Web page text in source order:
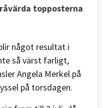
topposterna
något resultat i
så värst farligt,
Angela Merkel på
på torsdagen.